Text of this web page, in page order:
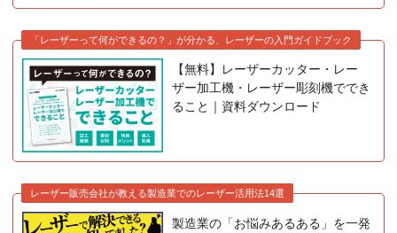
「レーザーって何ができるの？」が分かる、レーザーの入門ガイドブック
【無料】レーザーカッター・レー
ザー加工機・レーザー彫刻機ででき
ること｜資料ダウンロード
レーザー販売会社が教える製造業でのレーザー活用法14選
製造業の「お悩みあるある」を一発